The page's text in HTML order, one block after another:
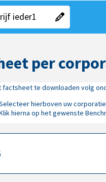
"Kies een gebied"
"Huidige gebied":
ieder1
per
factsheet te downloaden volg
hierboven uw corporatie
hierna op het gewenste